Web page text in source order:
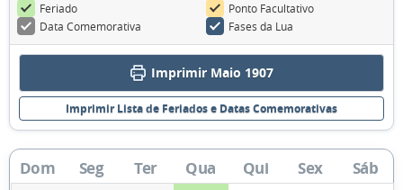
Feriado
Ponto Facultativo
Data Comemorativa
Fases da Lua
Imprimir Maio 1907
Imprimir Lista de Feriados e Datas Comemorativas
Dom Seg Ter Qua Qui Sex Sáb